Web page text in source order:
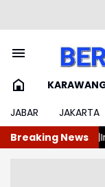
JABAR
JAKARTA
Breaking News
Buka Kembali